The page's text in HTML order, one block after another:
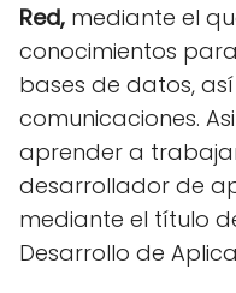
Red, mediante el
conocimientos
bases de datos,
comunicaciones.
aprender a
desarrollador de
mediante el título
Desarrollo de